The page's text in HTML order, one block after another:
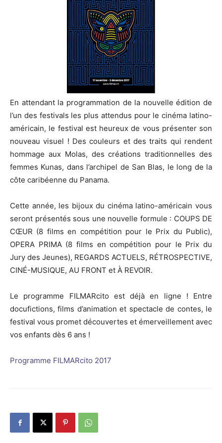
En attendant la programmation de la nouvelle édition de
l’un des festivals les plus attendus pour le cinéma latino-
américain, le festival est heureux de vous présenter son
nouveau visuel ! Des couleurs et des traits qui rendent
hommage aux Molas, des créations traditionnelles des
femmes Kunas, dans l’archipel de San Blas, le long de la
côte caribéenne du Panama.
Cette année, les bijoux du cinéma latino-américain vous
seront présentés sous une nouvelle formule : COUPS DE
CŒUR (8 films en compétition pour le Prix du Public),
OPERA PRIMA (8 films en compétition pour le Prix du
Jury des Jeunes), REGARDS ACTUELS, RÉTROSPECTIVE,
CINÉ-MUSIQUE, AU FRONT et À REVOIR.
Le programme FILMARcito est déjà en ligne ! Entre
docufictions, films d’animation et spectacle de contes, le
festival vous promet découvertes et émerveillement avec
vos enfants dès 6 ans !
Programme FILMARcito 2017